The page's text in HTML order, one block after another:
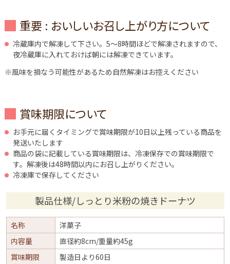
重要 : おいしいお召し上がり方について
冷蔵庫内で解凍して下さい。5～8時間ほどで解凍されますので、
夜冷蔵庫に入れておけば朝には解凍できています。
※風味を損なう可能性があるため自然解凍はお控えください
賞味期限について
お手元に届くタイミングで賞味期限が10日以上残っている商品を
発送いたします
商品の袋に記載している賞味期限は、冷凍保存での賞味期限で
す。解凍後は48時間以内にお召し上がりください。
冷凍庫で保存してください
製品仕様/しっとり米粉の焼きドーナツ
名称
洋菓子
内容量
直径約8cm/重量約45g
賞味期限
製造日より60日